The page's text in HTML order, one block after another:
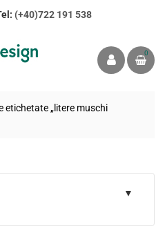
(+40)722 191 538
0
etichetate „litere muschi